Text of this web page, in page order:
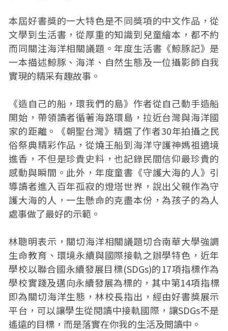
本屆好書獎的一大特色是不同獎項的中文作品，從
文學到生活書，從厚重的知識到兒童繪本，都不約
而同關注海洋相關議題。年度生活書《鯨豚記》是
一本描述鯨豚、海洋、自然生態及一位攝影師自我
實現的精采有趣故事。
《造自己的船，環我們的島》作者從自己動手造船
開始，帶領讀者循著海路環島，拉近台灣與海洋國
家的距離。《朝聖台灣》精選了作者30年拍攝之民
俗祭典精彩作品，從燒王船到海洋守護神媽祖遶境
進香，不但是珍貴史料，也記錄民間信仰最珍貴的
感動與瞬間。此外，年度童書《守護大海的人》引
導讀者進入百年孤寂的燈塔世界，說出父親作為守
護大海的人，一生懸命的克盡本份，為孩子的為人
處事做了最好的示範。
林聰明表示，關切海洋相關議題切合南華大學強調
生命教育、環境永續與國際接軌之辦學特色，近年
學校以聯合國永續發展目標(SDGs)的17項指標作為
學校實踐及邁向永續發展為標的，其中第14項指標
即為關切海洋生態，林校長指出，經由好書獎展示
平台，可以讓學生從閱讀中接軌國際，讓SDGs不是
遙遠的目標，而是落實在你我的生活及閲讀中。